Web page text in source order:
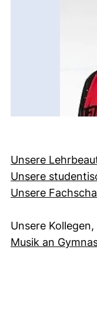
Unsere
Unsere
Unsere
Unsere
Musik an